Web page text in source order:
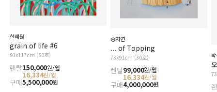
한혜원
grain of life #6
91x117cm (50호)
렌탈150,000원/월
16,334원/월
구매5,500,000원
송지연
... of Topping
73x91cm (30호)
렌탈99,000원/월
16,334원/월
구매4,000,000원